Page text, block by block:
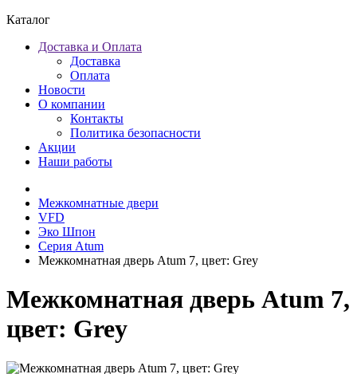
Каталог
Доставка и Оплата
Доставка
Оплата
Новости
О компании
Контакты
Политика безопасности
Акции
Наши работы
Межкомнатные двери
VFD
Эко Шпон
Серия Atum
Межкомнатная дверь Atum 7, цвет: Grey
Межкомнатная дверь Atum 7,
цвет: Grey